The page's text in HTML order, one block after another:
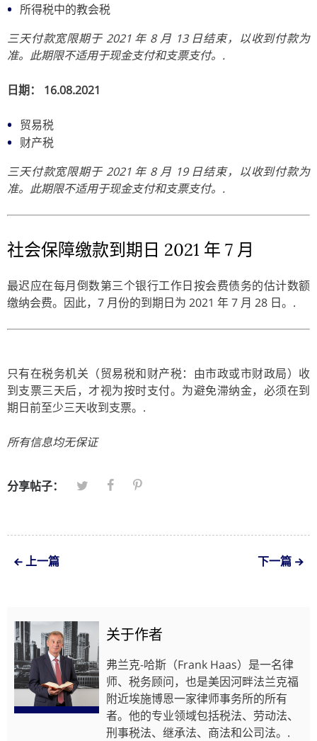
所得税中的教会税
三天付款宽限期于 2021 年 8 月 13 日结束，以收到付款为
准。此期限不适用于现金支付和支票支付。.
日期： 16.08.2021
贸易税
财产税
三天付款宽限期于 2021 年 8 月 19 日结束，以收到付款为
准。此期限不适用于现金支付和支票支付。.
社会保障缴款到期日 2021 年 7 月
最迟应在每月倒数第三个银行工作日按会费债务的估计数额
缴纳会费。因此，7 月份的到期日为 2021 年 7 月 28 日。.
只有在税务机关（贸易税和财产税：由市政或市财政局）收
到支票三天后，才视为按时支付。为避免滞纳金，必须在到
期日前至少三天收到支票。.
所有信息均无保证
分享帖子：
上一篇 下一篇
关于作者
弗兰克-哈斯（Frank Haas）是一名律
师、税务顾问，也是美因河畔法兰克福
附近埃施博恩一家律师事务所的所有
者。他的专业领域包括税法、劳动法、
刑事税法、继承法、商法和公司法。.